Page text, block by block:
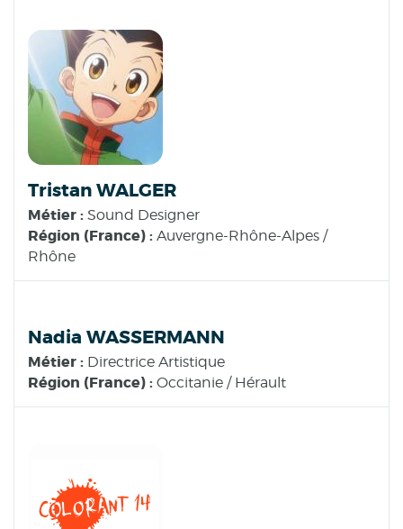
Tristan WALGER
Métier : Sound Designer
Région (France) : Auvergne-Rhône-Alpes /
Rhône
Nadia WASSERMANN
Métier : Directrice Artistique
Région (France) : Occitanie / Hérault